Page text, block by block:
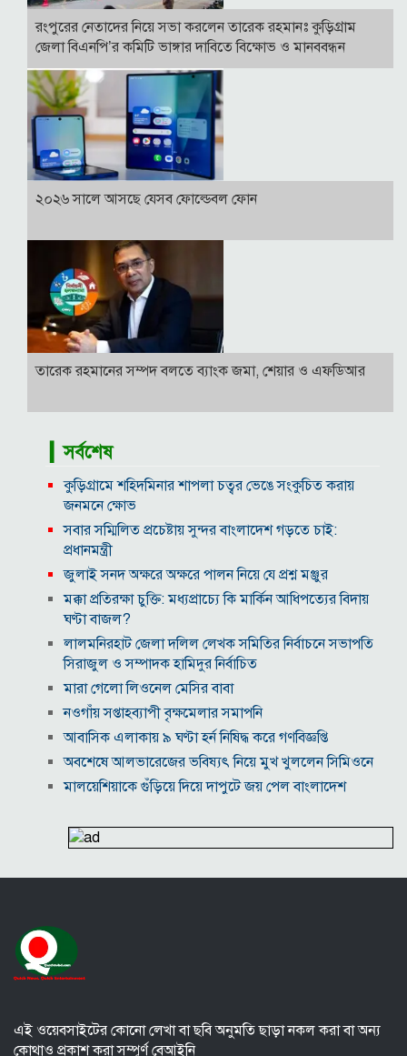
রংপুরের নেতাদের নিয়ে সভা করলেন তারেক রহমানঃ কুড়িগ্রাম
জেলা বিএনপি’র কমিটি ভাঙ্গার দাবিতে বিক্ষোভ ও মানববন্ধন
২০২৬ সালে আসছে যেসব ফোল্ডেবল ফোন
তারেক রহমানের সম্পদ বলতে ব্যাংক জমা, শেয়ার ও এফডিআর
▎সর্বশেষ
কুড়িগ্রামে শহিদমিনার শাপলা চত্বর ভেঙে সংকুচিত করায়
জনমনে ক্ষোভ
সবার সম্মিলিত প্রচেষ্টায় সুন্দর বাংলাদেশ গড়তে চাই:
প্রধানমন্ত্রী
জুলাই সনদ অক্ষরে অক্ষরে পালন নিয়ে যে প্রশ্ন মঞ্জুর
মক্কা প্রতিরক্ষা চুক্তি: মধ্যপ্রাচ্যে কি মার্কিন আধিপত্যের বিদায়
ঘণ্টা বাজল?
‎লালমনিরহাট জেলা দলিল লেখক সমিতির নির্বাচনে সভাপতি
সিরাজুল ও সম্পাদক হামিদুর নির্বাচিত
মারা গেলো লিওনেল মেসির বাবা
নওগাঁয় সপ্তাহব্যাপী বৃক্ষমেলার সমাপনি
আবাসিক এলাকায় ৯ ঘণ্টা হর্ন নিষিদ্ধ করে গণবিজ্ঞপ্তি
অবশেষে আলভারেজের ভবিষ্যৎ নিয়ে মুখ খুললেন সিমিওনে
মালয়েশিয়াকে গুঁড়িয়ে দিয়ে দাপুটে জয় পেল বাংলাদেশ
ইনফান্তিনো
কাজের ঘণ্টা নয়, উৎপাদনশীলতাই হোক জাতীয় সমৃদ্ধির
সব তথ্য
সরকারের কাজে কোনো গাফিলতি হলে কঠোর ব্যবস্থা নিচ্ছেন
এই ওয়েবসাইটের কোনো লেখা বা ছবি অনুমতি ছাড়া নকল করা বা অন্য
কোথাও প্রকাশ করা সম্পূর্ণ বেআইনি